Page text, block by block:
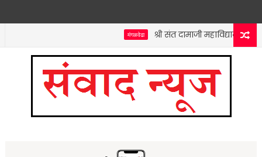
मंगळवेढा श्री संत दामाजी महाविद्यालयात